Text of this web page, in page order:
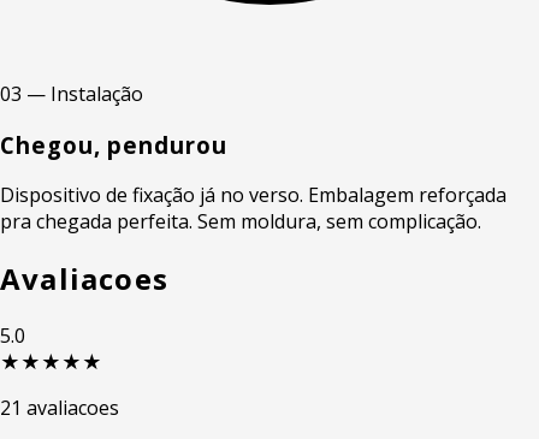
03 — Instalação
Chegou, pendurou
Dispositivo de fixação já no verso. Embalagem reforçada
pra chegada perfeita. Sem moldura, sem complicação.
Avaliacoes
5.0
★★★★★
21 avaliacoes